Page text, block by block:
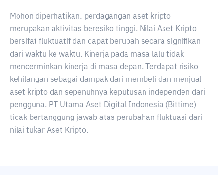
Mohon diperhatikan, perdagangan aset kripto
merupakan aktivitas beresiko tinggi. Nilai Aset Kripto
bersifat fluktuatif dan dapat berubah secara signifikan
dari waktu ke waktu. Kinerja pada masa lalu tidak
mencerminkan kinerja di masa depan. Terdapat risiko
kehilangan sebagai dampak dari membeli dan menjual
aset kripto dan sepenuhnya keputusan independen dari
pengguna. PT Utama Aset Digital Indonesia (Bittime)
tidak bertanggung jawab atas perubahan fluktuasi dari
nilai tukar Aset Kripto.